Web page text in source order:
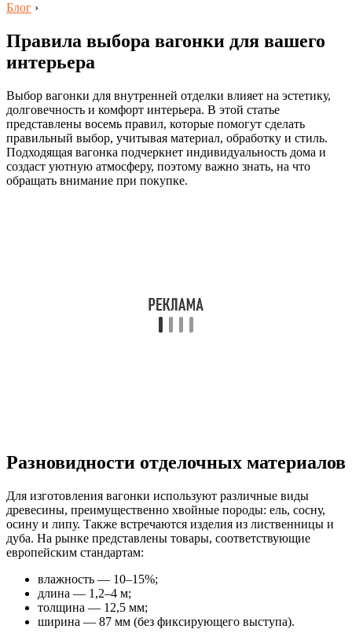
Блог ›
Правила выбора вагонки для вашего
интерьера
Выбор вагонки для внутренней отделки влияет на эстетику,
долговечность и комфорт интерьера. В этой статье
представлены восемь правил, которые помогут сделать
правильный выбор, учитывая материал, обработку и стиль.
Подходящая вагонка подчеркнет индивидуальность дома и
создаст уютную атмосферу, поэтому важно знать, на что
обращать внимание при покупке.
Разновидности отделочных материалов
Для изготовления вагонки используют различные виды
древесины, преимущественно хвойные породы: ель, сосну,
осину и липу. Также встречаются изделия из лиственницы и
дуба. На рынке представлены товары, соответствующие
европейским стандартам:
влажность — 10–15%;
длина — 1,2–4 м;
толщина — 12,5 мм;
ширина — 87 мм (без фиксирующего выступа).